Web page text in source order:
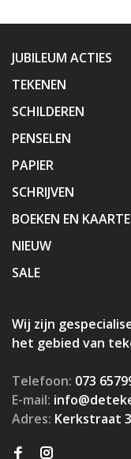
JUBILEUM ACTIES
TEKENEN
SCHILDEREN
PENSELEN
PAPIER
SCHRIJVEN
BOEKEN EN
NIEUW
SALE
Wij zijn
het gebied van
Telefoon: 073
E-mail:
Adres: Kerkstraat